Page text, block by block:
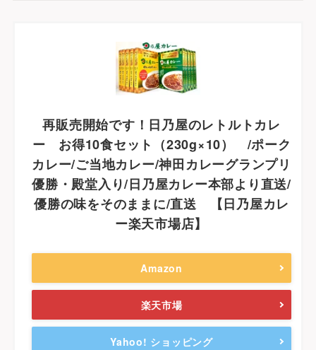
再販売開始です！日乃屋のレトルトカレ
ー お得10食セット（230g×10） /ポーク
カレー/ご当地カレー/神田カレーグランプリ
優勝・殿堂入り/日乃屋カレー本部より直送/
優勝の味をそのままに/直送 【日乃屋カレ
ー楽天市場店】
Amazon
楽天市場
Yahoo! ショッピング